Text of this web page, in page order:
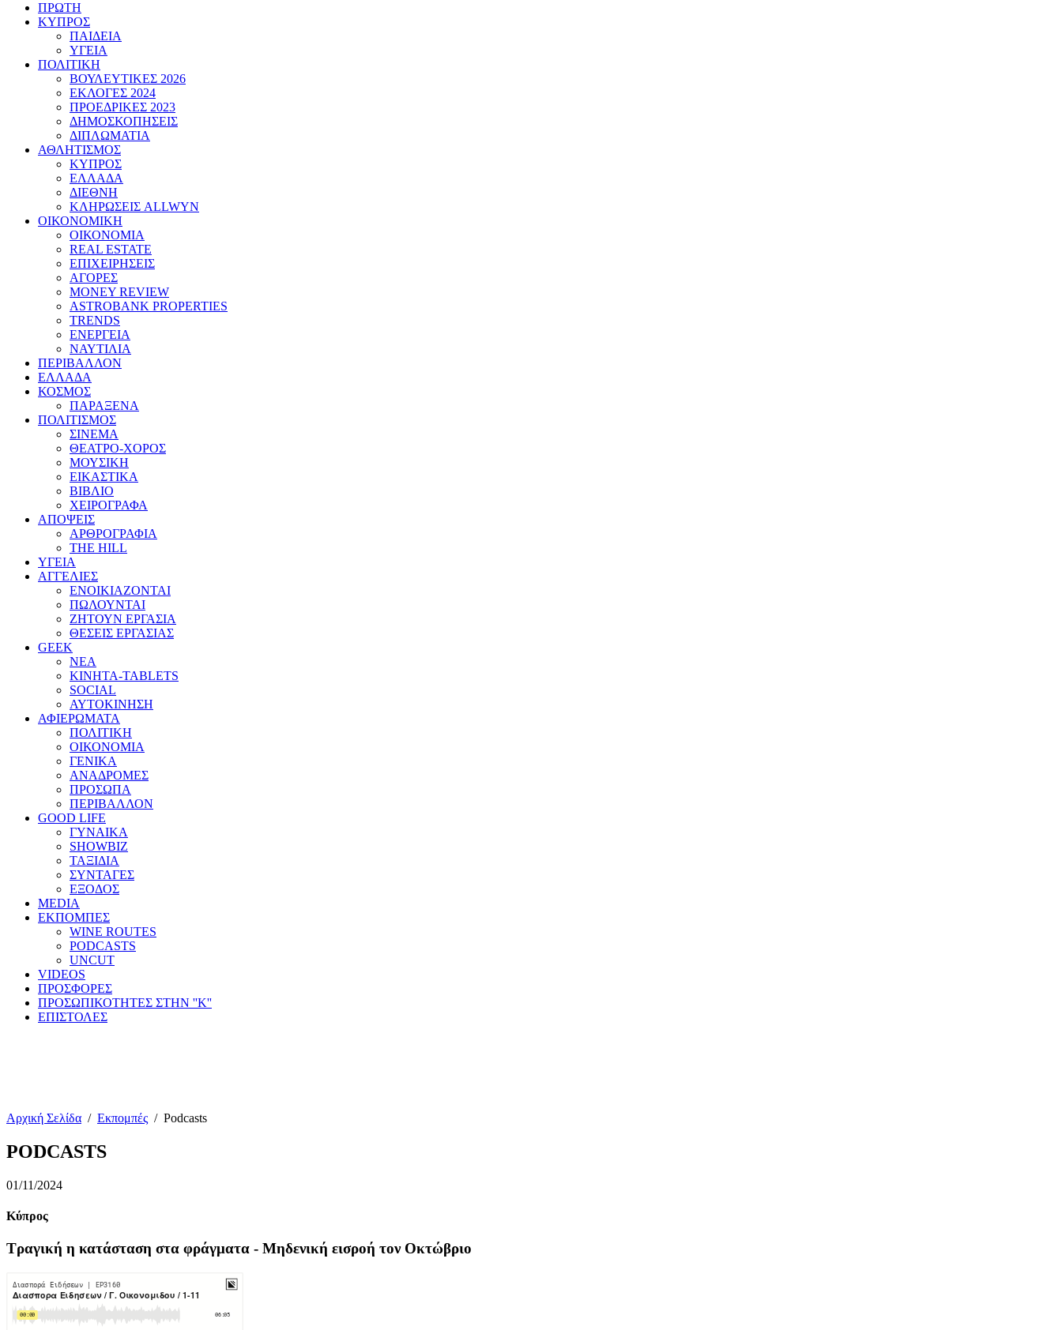
ΠΡΩΤΗ
ΚΥΠΡΟΣ
ΠΑΙΔΕΙΑ
ΥΓΕΙΑ
ΠΟΛΙΤΙΚΗ
ΒΟΥΛΕΥΤΙΚΕΣ 2026
ΕΚΛΟΓΕΣ 2024
ΠΡΟΕΔΡΙΚΕΣ 2023
ΔΗΜΟΣΚΟΠΗΣΕΙΣ
ΔΙΠΛΩΜΑΤΙΑ
ΑΘΛΗΤΙΣΜΟΣ
ΚΥΠΡΟΣ
ΕΛΛΑΔΑ
ΔΙΕΘΝΗ
ΚΛΗΡΩΣΕΙΣ ALLWYN
ΟΙΚΟΝΟΜΙΚΗ
ΟΙΚΟΝΟΜΙΑ
REAL ESTATE
ΕΠΙΧΕΙΡΗΣΕΙΣ
ΑΓΟΡΕΣ
MONEY REVIEW
ASTROBANK PROPERTIES
TRENDS
ΕΝΕΡΓΕΙΑ
ΝΑΥΤΙΛΙΑ
ΠΕΡΙΒΑΛΛΟΝ
ΕΛΛΑΔΑ
ΚΟΣΜΟΣ
ΠΑΡΑΞΕΝΑ
ΠΟΛΙΤΙΣΜΟΣ
ΣΙΝΕΜΑ
ΘΕΑΤΡΟ-ΧΟΡΟΣ
ΜΟΥΣΙΚΗ
ΕΙΚΑΣΤΙΚΑ
ΒΙΒΛΙΟ
ΧΕΙΡΟΓΡΑΦΑ
ΑΠΟΨΕΙΣ
ΑΡΘΡΟΓΡΑΦΙΑ
THE HILL
ΥΓΕΙΑ
ΑΓΓΕΛΙΕΣ
ΕΝΟΙΚΙΑΖΟΝΤΑΙ
ΠΩΛΟΥΝΤΑΙ
ΖΗΤΟΥΝ ΕΡΓΑΣΙΑ
ΘΕΣΕΙΣ ΕΡΓΑΣΙΑΣ
GEEK
ΝΕΑ
ΚΙΝΗΤΑ-TABLETS
SOCIAL
ΑΥΤΟΚΙΝΗΣΗ
ΑΦΙΕΡΩΜΑΤΑ
ΠΟΛΙΤΙΚΗ
ΟΙΚΟΝΟΜΙΑ
ΓΕΝΙΚΑ
ΑΝΑΔΡΟΜΕΣ
ΠΡΟΣΩΠΑ
ΠΕΡΙΒΑΛΛΟΝ
GOOD LIFE
ΓΥΝΑΙΚΑ
SHOWBIZ
ΤΑΞΙΔΙΑ
ΣΥΝΤΑΓΕΣ
ΕΞΟΔΟΣ
MEDIA
ΕΚΠΟΜΠΕΣ
WINE ROUTES
PODCASTS
UNCUT
VIDEOS
ΠΡΟΣΦΟΡΕΣ
ΠΡΟΣΩΠΙΚΟΤΗΤΕΣ ΣΤΗΝ ''Κ''
ΕΠΙΣΤΟΛΕΣ
Αρχική Σελίδα / Εκπομπές / Podcasts
PODCASTS
01/11/2024
Κύπρος
Τραγική η κατάσταση στα φράγματα - Μηδενική εισροή τον Οκτώβριο